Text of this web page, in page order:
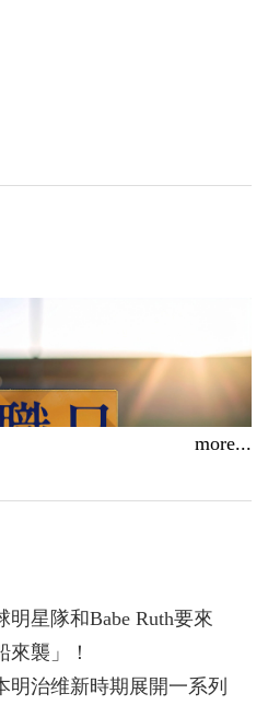
more...
明星隊和Babe Ruth要來
襲」！
治维新時期展開一系列